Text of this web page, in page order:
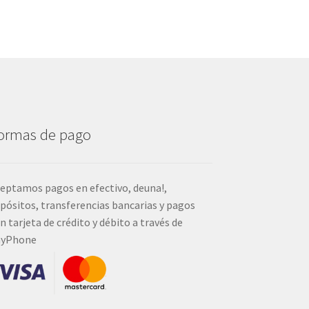
de pago
pagos en efectivo, deuna!,
transferencias bancarias y pagos
tarjeta de crédito y débito a través de